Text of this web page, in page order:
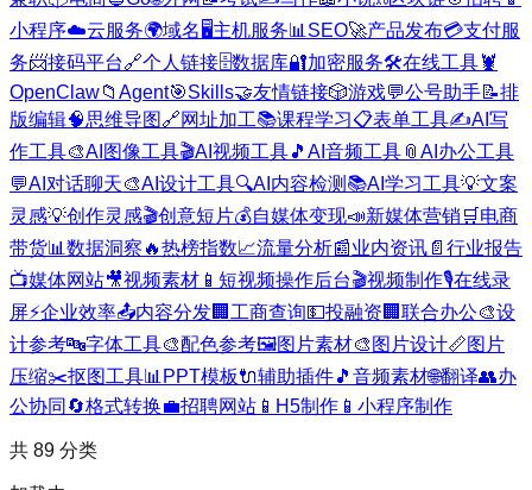
小程序☁️云服务🌍域名 🖥️主机服务📊 SEO🚀产品发布💳支付服
务📨接码平台🔗个人链接🗄️数据库🔐加密服务🛠️在线工具🦞
OpenClaw📁 Agent🎯Skills🤝友情链接🎲游戏💬公号助手📝排
版编辑🧠思维导图🔗网址加工📚课程学习📋表单工具✍️AI写
作工具🎨AI图像工具🎬AI视频工具🎵 AI音频工具 📎 AI办公工具
💬AI对话聊天🎨AI设计工具🔍AI内容检测 📚AI学习工具💡文案
灵感💡创作灵感🎬创意短片💰自媒体变现📣新媒体营销 🛒 电商
带货📊 数据洞察 🔥热榜指数📈流量分析📰业内资讯 📄 行业报告
📺媒体网站🎥视频素材 📱 短视频操作后台🎬视频制作🎙️在线录
屏⚡企业效率📤内容分发🏢 工商查询💵投融资 🏢 联合办公🎨设
计参考🔤字体工具🎨配色参考🖼️图片素材🎨 图片设计📏图片
压缩✂️抠图工具📊 PPT模板🔌辅助插件🎵 音频素材🌐翻译👥办
公协同 🔄格式转换💼招聘网站 📱 H5制作 📱 小程序制作
共 89 分类